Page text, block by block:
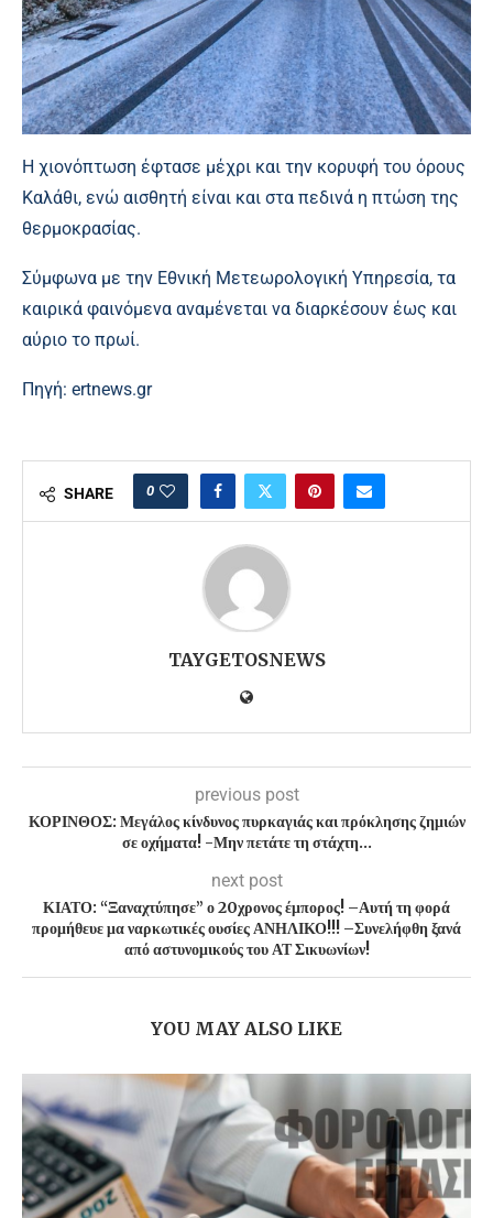
Η χιονόπτωση έφτασε μέχρι και την κορυφή του όρους
Καλάθι, ενώ αισθητή είναι και στα πεδινά η πτώση της
θερμοκρασίας.
Σύμφωνα με την Εθνική Μετεωρολογική Υπηρεσία, τα
καιρικά φαινόμενα αναμένεται να διαρκέσουν έως και
αύριο το πρωί.
Πηγή: ertnews.gr
SHARE 0
TAYGETOSNEWS
previous post
ΚΟΡΙΝΘΟΣ: Μεγάλος κίνδυνος πυρκαγιάς και πρόκλησης ζημιών
σε οχήματα! -Μην πετάτε τη στάχτη…
next post
ΚΙΑΤΟ: “Ξαναχτύπησε” ο 20χρονος έμπορος! –Αυτή τη φορά
προμήθευε μα ναρκωτικές ουσίες ΑΝΗΛΙΚΟ!!! –Συνελήφθη ξανά
από αστυνομικούς του ΑΤ Σικυωνίων!
YOU MAY ALSO LIKE